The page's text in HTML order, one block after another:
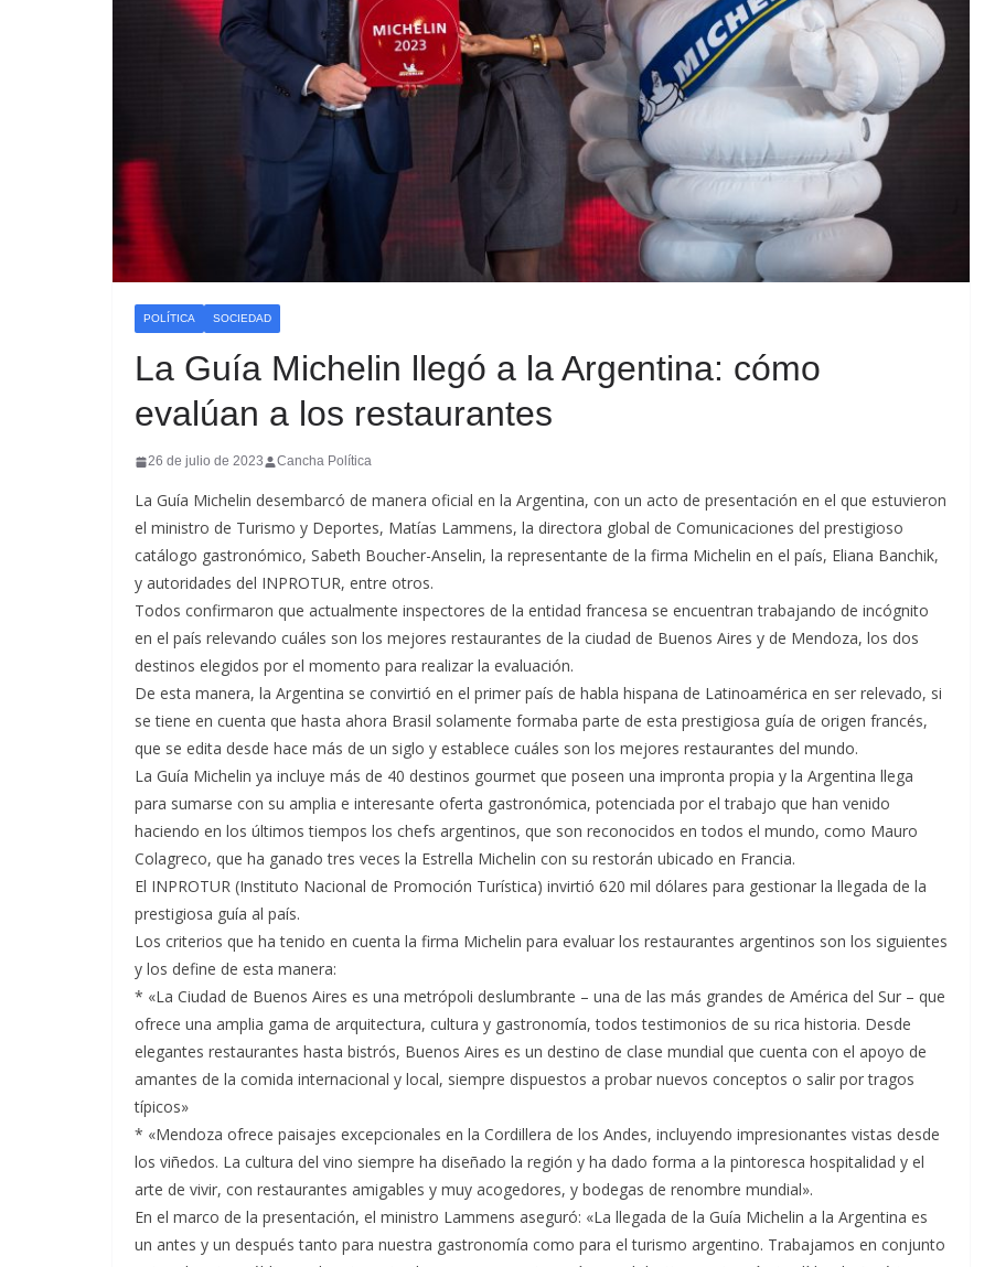
POLÍTICA SOCIEDAD
La Guía Michelin llegó a la Argentina: cómo
evalúan a los restaurantes
26 de julio de 2023 Cancha Política
La Guía Michelin desembarcó de manera oficial en la Argentina, con un acto de presentación en el que estuvieron
el ministro de Turismo y Deportes, Matías Lammens, la directora global de Comunicaciones del prestigioso
catálogo gastronómico, Sabeth Boucher-Anselin, la representante de la firma Michelin en el país, Eliana Banchik,
y autoridades del INPROTUR, entre otros.
Todos confirmaron que actualmente inspectores de la entidad francesa se encuentran trabajando de incógnito
en el país relevando cuáles son los mejores restaurantes de la ciudad de Buenos Aires y de Mendoza, los dos
destinos elegidos por el momento para realizar la evaluación.
De esta manera, la Argentina se convirtió en el primer país de habla hispana de Latinoamérica en ser relevado, si
se tiene en cuenta que hasta ahora Brasil solamente formaba parte de esta prestigiosa guía de origen francés,
que se edita desde hace más de un siglo y establece cuáles son los mejores restaurantes del mundo.
La Guía Michelin ya incluye más de 40 destinos gourmet que poseen una impronta propia y la Argentina llega
para sumarse con su amplia e interesante oferta gastronómica, potenciada por el trabajo que han venido
haciendo en los últimos tiempos los chefs argentinos, que son reconocidos en todos el mundo, como Mauro
Colagreco, que ha ganado tres veces la Estrella Michelin con su restorán ubicado en Francia.
El INPROTUR (Instituto Nacional de Promoción Turística) invirtió 620 mil dólares para gestionar la llegada de la
prestigiosa guía al país.
Los criterios que ha tenido en cuenta la firma Michelin para evaluar los restaurantes argentinos son los siguientes
y los define de esta manera:
* «La Ciudad de Buenos Aires es una metrópoli deslumbrante – una de las más grandes de América del Sur – que
ofrece una amplia gama de arquitectura, cultura y gastronomía, todos testimonios de su rica historia. Desde
elegantes restaurantes hasta bistrós, Buenos Aires es un destino de clase mundial que cuenta con el apoyo de
amantes de la comida internacional y local, siempre dispuestos a probar nuevos conceptos o salir por tragos
típicos»
* «Mendoza ofrece paisajes excepcionales en la Cordillera de los Andes, incluyendo impresionantes vistas desde
los viñedos. La cultura del vino siempre ha diseñado la región y ha dado forma a la pintoresca hospitalidad y el
arte de vivir, con restaurantes amigables y muy acogedores, y bodegas de renombre mundial».
En el marco de la presentación, el ministro Lammens aseguró: «La llegada de la Guía Michelin a la Argentina es
un antes y un después tanto para nuestra gastronomía como para el turismo argentino. Trabajamos en conjunto